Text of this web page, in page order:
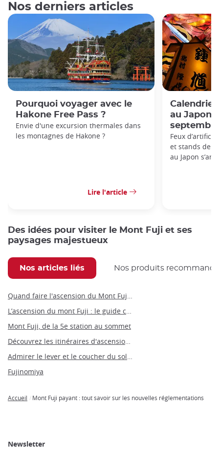
Nos derniers articles
Pourquoi voyager avec le
Hakone Free Pass ?
Envie d'une excursion thermales dans
les montagnes de Hakone ?
Lire l'article
au Japon:
Feux
et stands de
au Japon
Des idées pour visiter le Mont Fuji et ses
paysages majestueux
Nos articles liés Nos produits
Quand faire l'ascension du Mont Fuji ?
L’ascension du mont Fuji : le guide complet d'une aventure mythique
Mont Fuji, de la 5e station au sommet
Découvrez les itinéraires d'ascension du mont Fuji
Admirer le lever et le coucher du soleil au mont Fuji
Fujinomiya
Accueil Mont Fuji payant : tout savoir sur les nouvelles réglementations
Newsletter